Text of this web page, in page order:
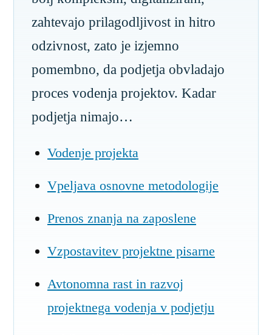
zahtevajo prilagodljivost in hitro
odzivnost, zato je izjemno
pomembno, da podjetja obvladajo
proces vodenja projektov. Kadar
podjetja nimajo…
Vodenje projekta
Vpeljava osnovne metodologije
Prenos znanja na zaposlene
Vzpostavitev projektne pisarne
Avtonomna rast in razvoj
projektnega vodenja v podjetju